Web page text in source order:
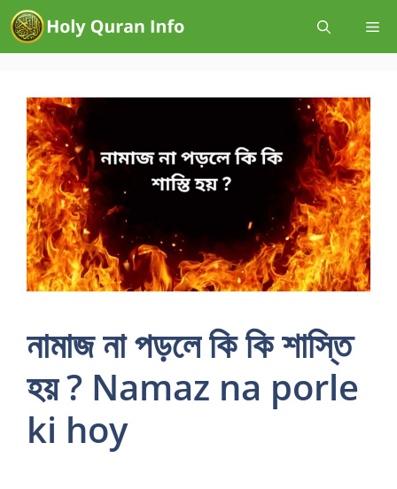
নামাজ না পড়লে কি কি শাস্তি
হয় ? Namaz na porle
ki hoy